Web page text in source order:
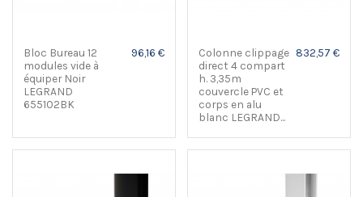
Bloc Bureau 12
modules vide à
équiper Noir
LEGRAND
655102BK
96,16 €
Colonne clippage
direct 4 compart
h. 3,35m
couvercle PVC et
corps en alu
blanc LEGRAND...
832,57 €